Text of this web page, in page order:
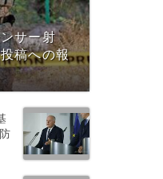
サー射
稿への報